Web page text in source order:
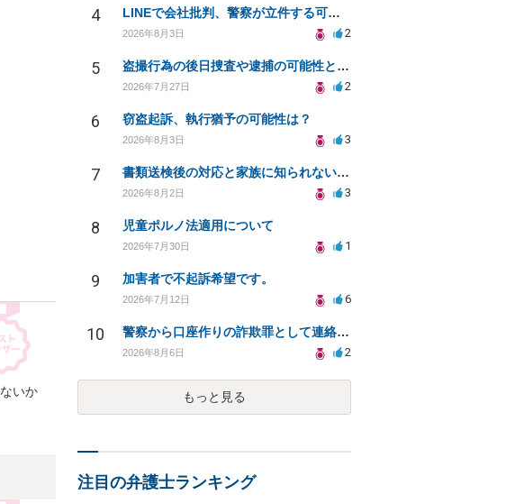
いか
4 LINEで会社批判、警察が立件する可能性は？
2026年8月3日 2
5 盗撮行為の後日捜査や逮捕の可能性と初動対応について
2026年7月27日 2
6 窃盗起訴、執行猶予の可能性は？
2026年8月3日 3
7 書類送検後の対応と家族に知られないための手続きについて相談
2026年8月2日 3
8 児童ポルノ法適用について
2026年7月30日 1
9 加害者で不起訴希望です。
2026年7月12日 6
10 警察から口座作りの詐欺罪として連絡が来ました。
2026年8月6日 2
もっと見る
注目の弁護士ランキング